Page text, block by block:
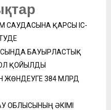
САУДАСЫНА ҚАРСЫ ІС-
БАУЫРЛАСТЫҚ
ҚОЙЫЛДЫ
ЖӨНДЕУГЕ 384 МЛРД
ОБЛЫСЫНЫҢ ӘКІМІ